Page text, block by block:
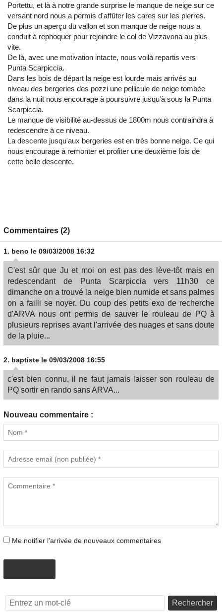
Portettu, et là à notre grande surprise le manque de neige sur ce
versant nord nous a permis d'affûter les cares sur les pierres.
De plus un aperçu du vallon et son manque de neige nous a
conduit à rephoquer pour rejoindre le col de Vizzavona au plus
vite.
De là, avec une motivation intacte, nous voilà repartis vers
Punta Scarpiccia.
Dans les bois de départ la neige est lourde mais arrivés au
niveau des bergeries des pozzi une pellicule de neige tombée
dans la nuit nous encourage à poursuivre jusqu'à sous la Punta
Scarpiccia.
Le manque de visibilité au-dessus de 1800m nous contraindra à
redescendre à ce niveau.
La descente jusqu'aux bergeries est en très bonne neige. Ce qui
nous encourage à remonter et profiter une deuxième fois de
cette belle descente.
Commentaires (2)
1. beno le 09/03/2008 16:32
C'est sûr que Ju et moi on est pas des lève-tôt mais en
redescendant de Punta Scarpiccia vers 11h30 ce
dimanche on a trouvé la neige bien numide et sans palmes
on a failli se noyer. Du coup des petits exo de recherche
d'ARVA nous ont permis de sauver le rouleau de PQ à
plusieurs reprises avant l'arrivée des nuages et sans doute
de la pluie...
2. baptiste le 09/03/2008 16:55
c'est bien connu, il ne faut jamais laisser son rouleau de
PQ sortir en rando sans ARVA...
Nouveau commentaire :
Me notifier l'arrivée de nouveaux commentaires
Rechercher